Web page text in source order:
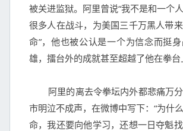
被关进监狱。阿里曾说“我不是和一个
很多人在战斗，为美国三千万黑人带
命”，他也被公认是一个为信念而挺
雄，擂台外的成就甚至超越了他在拳台
市明泣不成声，在微博中写下：“为什
命，我还要向他学习，还想一日夺魁找